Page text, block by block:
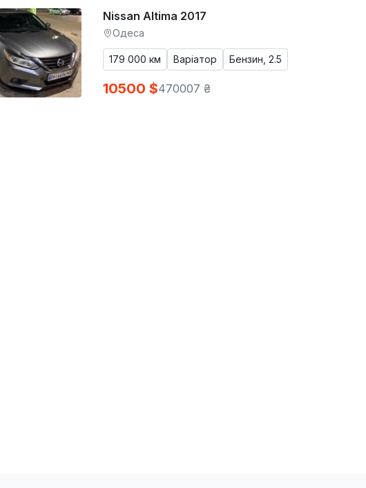
Nissan Altima 2017
Одеса
179 000 км Варіатор Бензин, 2.5
10500 $470007 ₴